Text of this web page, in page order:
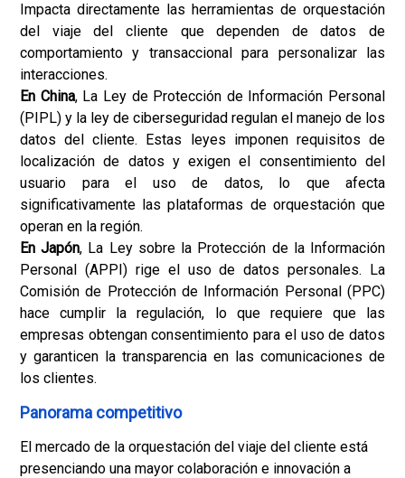
Impacta directamente las herramientas de orquestación
del viaje del cliente que dependen de datos de
comportamiento y transaccional para personalizar las
interacciones.
En China, La Ley de Protección de Información Personal
(PIPL) y la ley de ciberseguridad regulan el manejo de los
datos del cliente. Estas leyes imponen requisitos de
localización de datos y exigen el consentimiento del
usuario para el uso de datos, lo que afecta
significativamente las plataformas de orquestación que
operan en la región.
En Japón, La Ley sobre la Protección de la Información
Personal (APPI) rige el uso de datos personales. La
Comisión de Protección de Información Personal (PPC)
hace cumplir la regulación, lo que requiere que las
empresas obtengan consentimiento para el uso de datos
y garanticen la transparencia en las comunicaciones de
los clientes.
Panorama competitivo
El mercado de la orquestación del viaje del cliente está
presenciando una mayor colaboración e innovación a